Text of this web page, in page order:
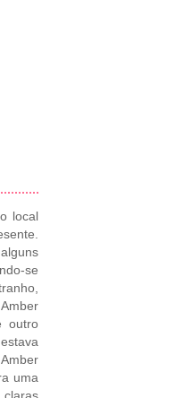
local
se
outro
uma